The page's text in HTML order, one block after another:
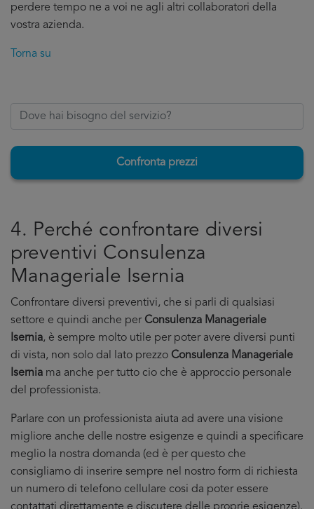
perdere tempo ne a voi ne agli altri collaboratori della
vostra azienda.
Torna su
Confronta prezzi
4. Perché confrontare diversi
preventivi Consulenza
Manageriale Isernia
Confrontare diversi preventivi, che si parli di qualsiasi
settore e quindi anche per Consulenza Manageriale
Isernia, è sempre molto utile per poter avere diversi punti
di vista, non solo dal lato prezzo Consulenza Manageriale
Isernia ma anche per tutto cio che è approccio personale
del professionista.
Parlare con un professionista aiuta ad avere una visione
migliore anche delle nostre esigenze e quindi a specificare
meglio la nostra domanda (ed è per questo che
consigliamo di inserire sempre nel nostro form di richiesta
un numero di telefono cellulare cosi da poter essere